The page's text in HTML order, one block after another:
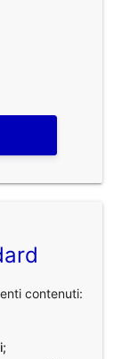
contenuti: